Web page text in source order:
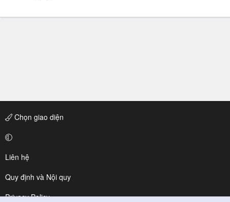
Chọn giao diện
Liên hệ
Quy định và Nội quy
Privacy Policy